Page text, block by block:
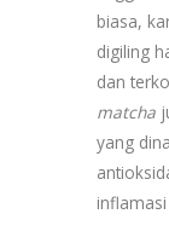
biasa,
digiling
dan
matcha
yang